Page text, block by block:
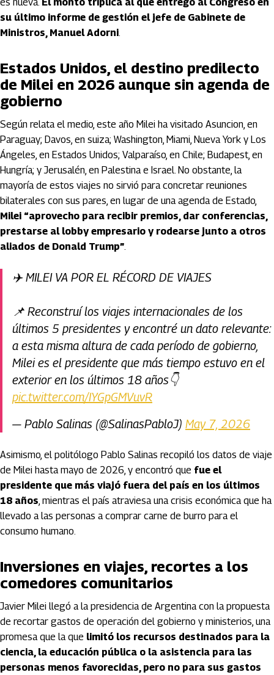
su último informe de gestión el jefe de Gabinete de
Ministros, Manuel Adorni.
Estados Unidos, el destino predilecto
de Milei en 2026 aunque sin agenda de
gobierno
Según relata el medio, este año Milei ha visitado Asuncion, en
Paraguay; Davos, en suiza; Washington, Miami, Nueva York y Los
Ángeles, en Estados Unidos; Valparaíso, en Chile; Budapest, en
Hungría; y Jerusalén, en Palestina e Israel. No obstante, la
mayoría de estos viajes no sirvió para concretar reuniones
bilaterales con sus pares, en lugar de una agenda de Estado,
Milei “aprovecho para recibir premios, dar conferencias,
prestarse al lobby empresario y rodearse junto a otros
aliados de Donald Trump”.
✈️ MILEI VA POR EL RÉCORD DE VIAJES
📌 Reconstruí los viajes internacionales de los
últimos 5 presidentes y encontré un dato relevante:
a esta misma altura de cada período de gobierno,
Milei es el presidente que más tiempo estuvo en el
exterior en los últimos 18 años👇
pic.twitter.com/IYGpGMVuvR
— Pablo Salinas (@SalinasPabloJ) May 7, 2026
Asimismo, el politólogo Pablo Salinas recopiló los datos de viaje
de Milei hasta mayo de 2026, y encontró que fue el
presidente que más viajó fuera del país en los últimos
18 años, mientras el país atraviesa una crisis económica que ha
llevado a las personas a comprar carne de burro para el
consumo humano.
Inversiones en viajes, recortes a los
comedores comunitarios
Javier Milei llegó a la presidencia de Argentina con la propuesta
de recortar gastos de operación del gobierno y ministerios, una
promesa que la que limitó los recursos destinados para la
ciencia, la educación pública o la asistencia para las
personas menos favorecidas, pero no para sus gastos